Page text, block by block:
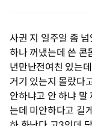
사귄 지 일주일 좀
하나 꺼냈는데 쓴 콘
년만난전여친 있는
거기 있는지 몰랐다
안하냐고 안 하냐 말
는데 미안하다고 길